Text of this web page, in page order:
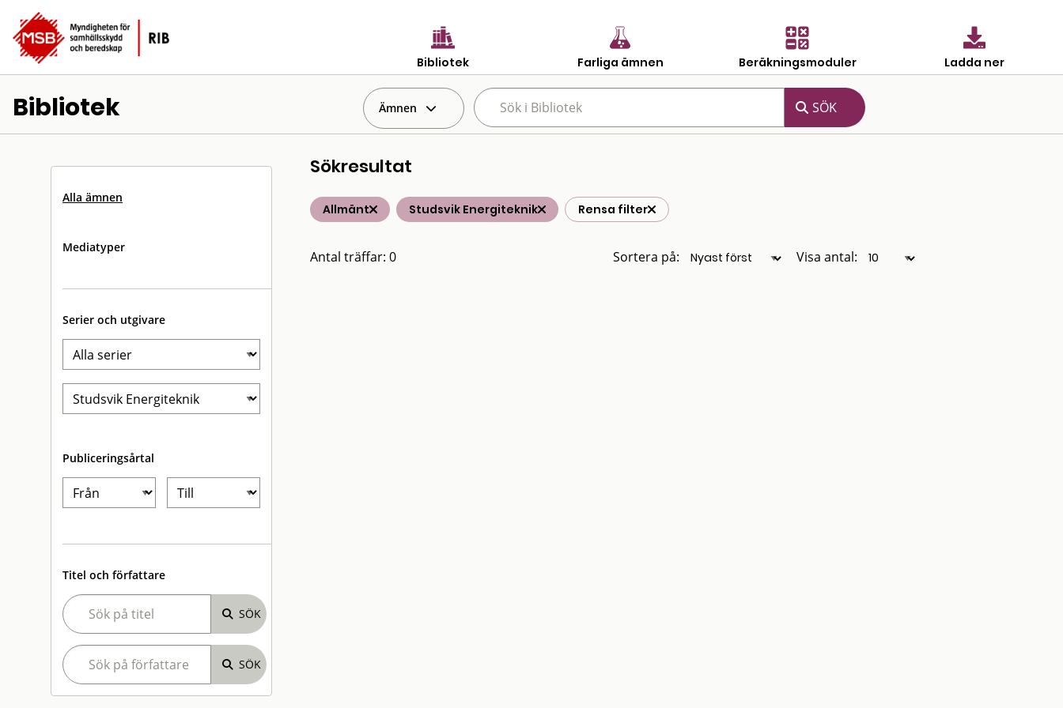
Bibliotek Farliga ämnen Beräkningsmoduler Ladda ner
Bibliotek Ämnen
Alla ämnen
Mediatyper
Serier och utgivare
Publiceringsårtal
Titel och författare
Sökresultat
Allmänt Studsvik Energiteknik Rensa filter
Antal träffar: 0 Sortera på: Visa antal: